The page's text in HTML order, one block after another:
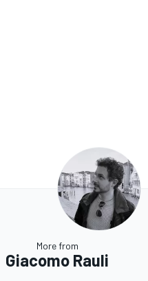
More from
Giacomo Rauli